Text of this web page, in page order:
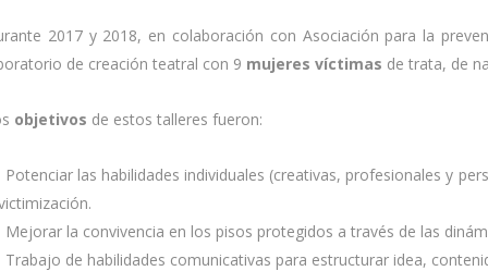
2017 y 2018, en colaboración con Asociación para la
de creación teatral con 9 mujeres víctimas de trata, de
objetivos de estos talleres fueron:
Potenciar las habilidades individuales (creativas, profesionales y
Mejorar la convivencia en los pisos protegidos a través de las
Trabajo de habilidades comunicativas para estructurar idea,